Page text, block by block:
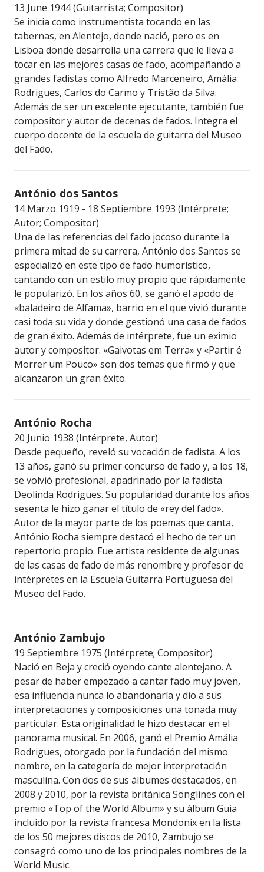
13 June 1944 (Guitarrista; Compositor)
Se inicia como instrumentista tocando en las
tabernas, en Alentejo, donde nació, pero es en
Lisboa donde desarrolla una carrera que le lleva a
tocar en las mejores casas de fado, acompañando a
grandes fadistas como Alfredo Marceneiro, Amália
Rodrigues, Carlos do Carmo y Tristão da Silva.
Además de ser un excelente ejecutante, también fue
compositor y autor de decenas de fados. Integra el
cuerpo docente de la escuela de guitarra del Museo
del Fado.
António dos Santos
14 Marzo 1919 - 18 Septiembre 1993 (Intérprete;
Autor; Compositor)
Una de las referencias del fado jocoso durante la
primera mitad de su carrera, António dos Santos se
especializó en este tipo de fado humorístico,
cantando con un estilo muy propio que rápidamente
le popularizó. En los años 60, se ganó el apodo de
«baladeiro de Alfama», barrio en el que vivió durante
casi toda su vida y donde gestionó una casa de fados
de gran éxito. Además de intérprete, fue un eximio
autor y compositor. «Gaivotas em Terra» y «Partir é
Morrer um Pouco» son dos temas que firmó y que
alcanzaron un gran éxito.
António Rocha
20 Junio 1938 (Intérprete, Autor)
Desde pequeño, reveló su vocación de fadista. A los
13 años, ganó su primer concurso de fado y, a los 18,
se volvió profesional, apadrinado por la fadista
Deolinda Rodrigues. Su popularidad durante los años
sesenta le hizo ganar el título de «rey del fado».
Autor de la mayor parte de los poemas que canta,
António Rocha siempre destacó el hecho de ter un
repertorio propio. Fue artista residente de algunas
de las casas de fado de más renombre y profesor de
intérpretes en la Escuela Guitarra Portuguesa del
Museo del Fado.
António Zambujo
19 Septiembre 1975 (Intérprete; Compositor)
Nació en Beja y creció oyendo cante alentejano. A
pesar de haber empezado a cantar fado muy joven,
esa influencia nunca lo abandonaría y dio a sus
interpretaciones y composiciones una tonada muy
particular. Esta originalidad le hizo destacar en el
panorama musical. En 2006, ganó el Premio Amália
Rodrigues, otorgado por la fundación del mismo
nombre, en la categoría de mejor interpretación
masculina. Con dos de sus álbumes destacados, en
2008 y 2010, por la revista británica Songlines con el
premio «Top of the World Album» y su álbum Guia
incluido por la revista francesa Mondonix en la lista
de los 50 mejores discos de 2010, Zambujo se
consagró como uno de los principales nombres de la
World Music.